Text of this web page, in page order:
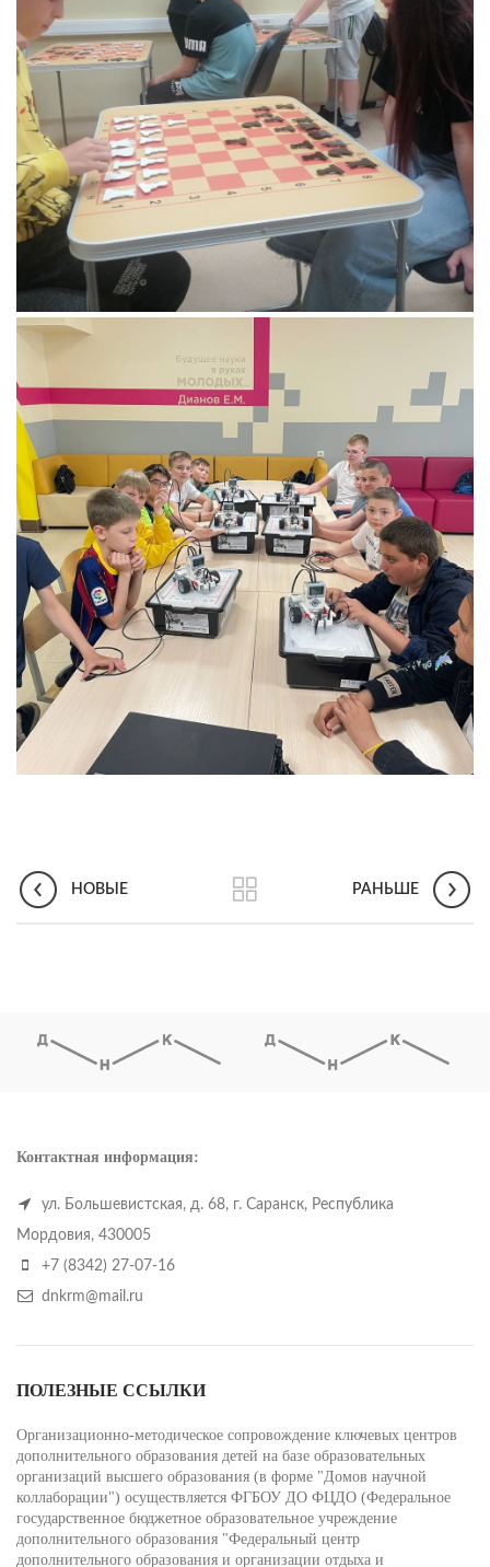
НОВЫЕ РАНЬШЕ
Контактная информация:
ул. Большевистская, д. 68, г. Саранск, Республика
Мордовия, 430005
+7 (8342) 27-07-16
dnkrm@mail.ru
ПОЛЕЗНЫЕ ССЫЛКИ
Организационно-методическое сопровождение ключевых центров
дополнительного образования детей на базе образовательных
организаций высшего образования (в форме "Домов научной
коллаборации") осуществляется ФГБОУ ДО ФЦДО (Федеральное
государственное бюджетное образовательное учреждение
дополнительного образования "Федеральный центр
дополнительного образования и организации отдыха и